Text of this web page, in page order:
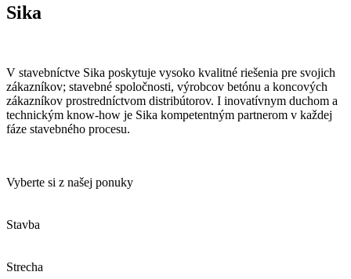
Sika
V stavebníctve Sika poskytuje vysoko kvalitné riešenia pre svojich
zákazníkov; stavebné spoločnosti, výrobcov betónu a koncových
zákazníkov prostredníctvom distribútorov. I inovatívnym duchom a
technickým know-how je Sika kompetentným partnerom v každej
fáze stavebného procesu.
Vyberte si z našej ponuky
Stavba
Strecha